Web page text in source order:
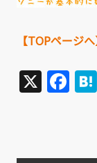
【TOPページへ
X